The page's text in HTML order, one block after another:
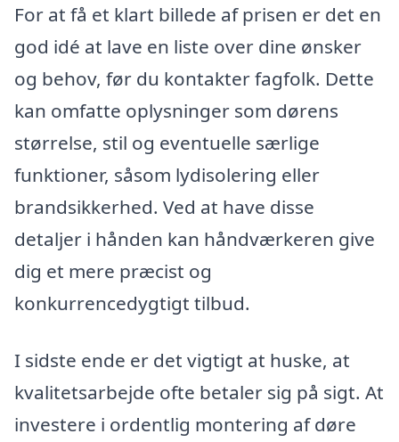
For at få et klart billede af prisen er det en
god idé at lave en liste over dine ønsker
og behov, før du kontakter fagfolk. Dette
kan omfatte oplysninger som dørens
størrelse, stil og eventuelle særlige
funktioner, såsom lydisolering eller
brandsikkerhed. Ved at have disse
detaljer i hånden kan håndværkeren give
dig et mere præcist og
konkurrencedygtigt tilbud.
I sidste ende er det vigtigt at huske, at
kvalitetsarbejde ofte betaler sig på sigt. At
investere i ordentlig montering af døre